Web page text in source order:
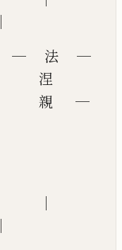
法 ─
涅
親 ─